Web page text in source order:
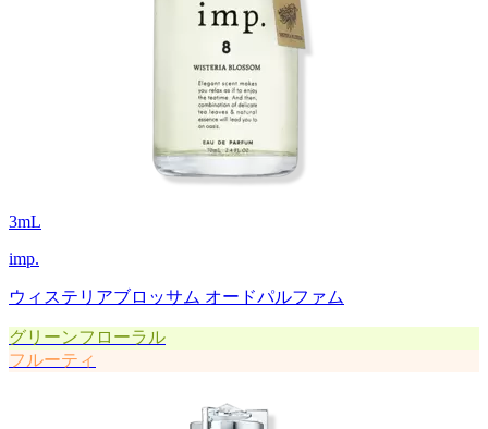
3mL
imp.
ウィステリアブロッサム オードパルファム
グリーンフローラル
フルーティ